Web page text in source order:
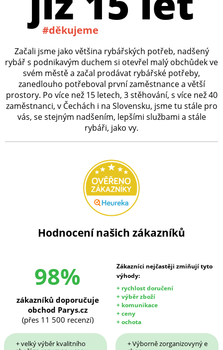
#děkujeme
Začali jsme jako většina rybářských potřeb, nadšený
rybář s podnikavým duchem si otevřel malý obchůdek ve
svém městě a začal prodávat rybářské potřeby,
zanedlouho potřeboval první zaměstnance a větší
prostory. Po více než 15 letech, 3 stěhování, s více než 40
zaměstnanci, v Čechách i na Slovensku, jsme tu stále pro
vás, se stejným nadšením, lepšími službami a stále
rybáři, jako vy.
Hodnocení našich zákazníků
98%
Zákazníci nejčastěji zmiňují tyto
výhody:
+ rychlost doručení
+ výběr zboží
+ komunikace
+ ceny
+ ochota
zákazníků doporučuje
obchod Parys.cz
(přes 11 500 recenzí)
+ velký výběr kvalitního
+ Výborně zorganizovyný e